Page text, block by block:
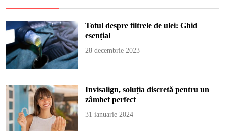
Totul despre filtrele de ulei: Ghid
esențial
28 decembrie 2023
Invisalign, soluția discretă pentru un
zâmbet perfect
31 ianuarie 2024